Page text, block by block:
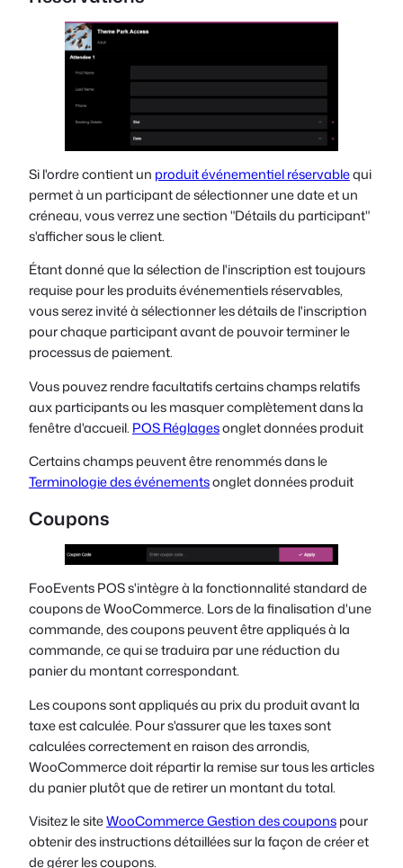
Si l'ordre contient un produit événementiel réservablequi
permet à un participant de sélectionner une date et un
créneau, vous verrez une section "Détails du participant"
s'afficher sous le client.
Étant donné que la sélection de l'inscription est toujours
requise pour les produits événementiels réservables,
vous serez invité à sélectionner les détails de l'inscription
pour chaque participant avant de pouvoir terminer le
processus de paiement.
Vous pouvez rendre facultatifs certains champs relatifs
aux participants ou les masquer complètement dans la
fenêtre d'accueil. POS Réglagesonglet données produit
Certains champs peuvent être renommés dans le
Terminologie des événementsonglet données produit
Coupons
FooEvents POS s'intègre à la fonctionnalité standard de
coupons de WooCommerce. Lors de la finalisation d'une
commande, des coupons peuvent être appliqués à la
commande, ce qui se traduira par une réduction du
panier du montant correspondant.
Les coupons sont appliqués au prix du produitavantla
taxe est calculée. Pour s'assurer que les taxes sont
calculées correctement en raison des arrondis,
WooCommerce doit répartir la remise sur tous les articles
du panier plutôt que de retirer un montant du total.
Visitez le siteWooCommerce Gestion des couponspour
obtenir des instructions détaillées sur la façon de créer et
de gérer les coupons.